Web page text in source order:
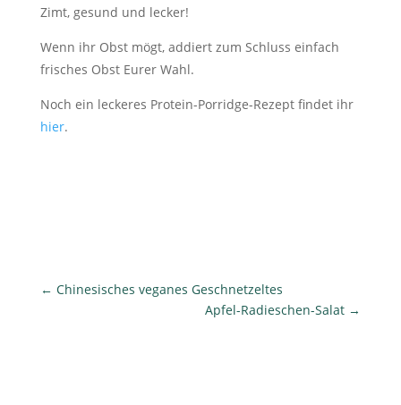
Zimt, gesund und lecker!
Wenn ihr Obst mögt, addiert zum Schluss einfach
frisches Obst Eurer Wahl.
Noch ein leckeres Protein-Porridge-Rezept findet ihr
hier.
← Chinesisches veganes Geschnetzeltes
Apfel-Radieschen-Salat →